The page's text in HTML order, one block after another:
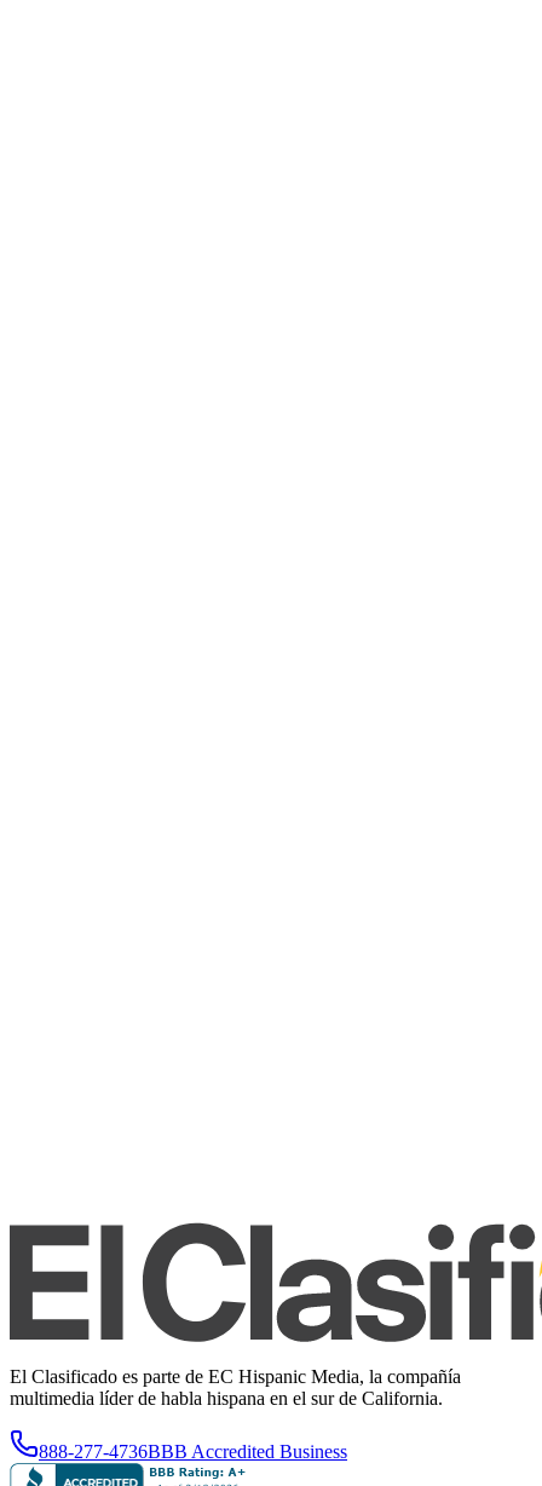
El Clasificado es parte de EC Hispanic Media, la compañía
multimedia líder de habla hispana en el sur de California.
888-277-4736BBB Accredited Business